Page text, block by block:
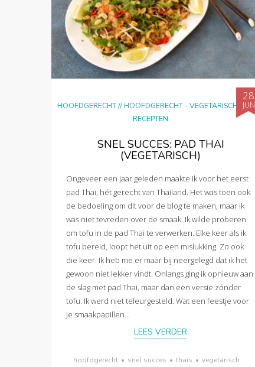
HOOFDGERECHT//HOOFDGERECHT - VEGETARISCH
//
RECEPTEN
28
JUN
SNEL SUCCES: PAD THAI
(VEGETARISCH)
Ongeveer een jaar geleden maakte ik voor het eerst
pad Thai, hét gerecht van Thailand. Het was toen ook
de bedoeling om dit voor de blog te maken, maar ik
was niet tevreden over de smaak. Ik wilde proberen
om tofu in de pad Thai te verwerken. Elke keer als ik
tofu bereid, loopt het uit op een mislukking. Zo ook
die keer. Ik heb me er maar bij neergelegd dat ik het
gewoon niet lekker vindt. Onlangs ging ik opnieuw aan
de slag met pad Thai, maar dan een versie zónder
tofu. Ik werd niet teleurgesteld. Wat een feestje voor
je smaakpapillen...
LEES VERDER
hoofdgerecht • snel succes • thais • vegetarisch